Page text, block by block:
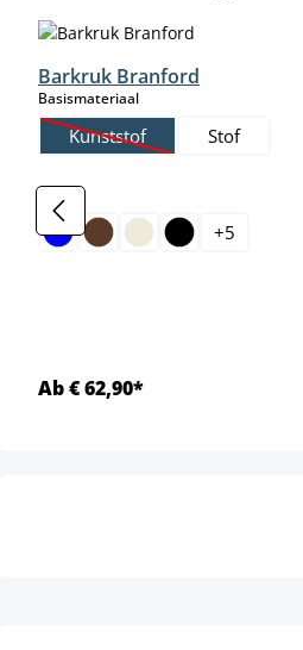
Barkruk Branford
Basismateriaalselect
Kunststof
(Deze optie is momenteel
Stof
Kleur select
+5
Ab € 62,90*